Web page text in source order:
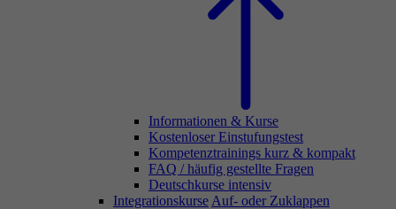
Informationen & Kurse
Kostenloser Einstufungstest
Kompetenztrainings kurz & kompakt
FAQ / häufig gestellte Fragen
Deutschkurse intensiv
Integrationskurse Auf- oder Zuklappen